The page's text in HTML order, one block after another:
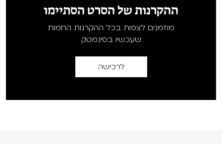
ההקרנות של הסרט הסתיימו
מוזמנים לצפות בכל ההקרנות החמות
שעכשיו בסינמטק
לרכישה